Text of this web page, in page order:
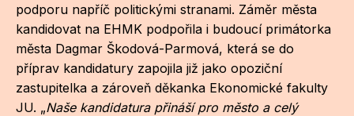
podporu napříč politickými stranami. Záměr města
kandidovat na EHMK podpořila i budoucí primátorka
města Dagmar Škodová-Parmová, která se do
příprav kandidatury zapojila již jako opoziční
zastupitelka a zároveň děkanka Ekonomické fakulty
JU. „Naše kandidatura přináší pro město a celý